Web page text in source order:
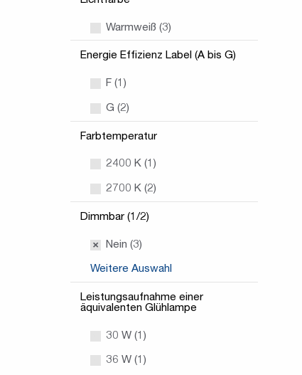
Warmweiß (3)
Energie Effizienz Label (A bis G)
F (1)
G (2)
Farbtemperatur
2400 K (1)
2700 K (2)
Dimmbar (1/2)
Nein (3)
Weitere Auswahl
Leistungsaufnahme einer
äquivalenten Glühlampe
30 W (1)
36 W (1)